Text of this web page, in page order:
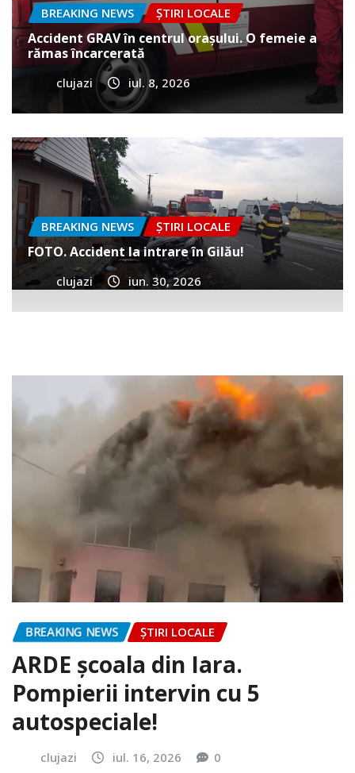
BREAKING NEWS ȘTIRI LOCALE
Accident GRAV în centrul orașului. O femeie a
rămas încarcerată
clujazi iul. 8, 2026
BREAKING NEWS ȘTIRI LOCALE
FOTO. Accident la intrare în Gilău!
clujazi iun. 30, 2026
BREAKING NEWS ȘTIRI LOCALE
ARDE școala din Iara.
Pompierii intervin cu 5
autospeciale!
clujazi iul. 16, 2026 0